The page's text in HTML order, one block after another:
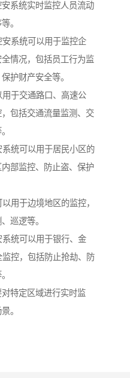
系统实时监控人员流动
。
系统可以用于监控企
情况，包括员工行为监
护财产安全等。
于交通路口、高速公
包括交通流量监测、交
统可以用于居民小区的
部监控、防止盗、保护
用于边境地区的监控，
巡逻等。
统可以用于银行、金
控，包括防止抢劫、防
特定区域进行实时监
。